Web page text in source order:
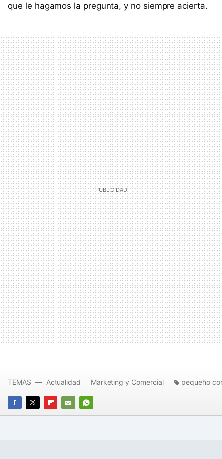
que le hagamos la pregunta, y no siempre acierta.
FACEBOOK
TWITTERFLIPBOARD
E-
WHATSAPP
TEMAS Actualidad Marketing y Comercial pequeño